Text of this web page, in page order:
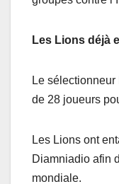
Les Lions déjà
Le
de 28 joueurs
Les Lions ont
Diamniadio afin
mondiale.